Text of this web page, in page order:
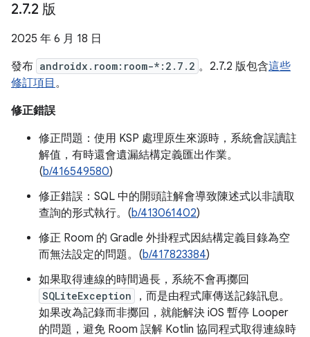
2.7.2 版
2025 年 6 月 18 日
發布 androidx.room:room-*:2.7.2 。2.7.2 版包含這些
修訂項目 。
修正錯誤
修正問題：使用 KSP 處理原生來源時，系統會誤讀註
解值，有時還會遺漏結構定義匯出作業。
(b/416549580)
修正錯誤：SQL 中的開頭註解會導致陳述式以非讀取
查詢的形式執行。(b/413061402)
修正 Room 的 Gradle 外掛程式因結構定義目錄為空
而無法設定的問題。(b/417823384)
如果取得連線的時間過長，系統不會再擲回
SQLiteException
，而是由程式庫傳送記錄訊息。
如果改為記錄而非擲回，就能解決 iOS 暫停 Looper
的問題，避免 Room 誤解 Kotlin 協同程式取得連線時